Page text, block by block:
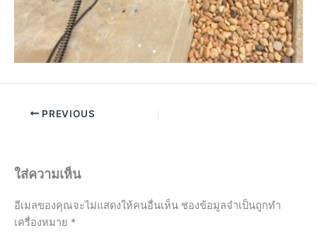
PREVIOUS
ใส่ความเห็น
อีเมลของคุณจะไม่แสดงให้คนอื่นเห็น ช่องข้อมูลจำเป็นถูกทำ
เครื่องหมาย *